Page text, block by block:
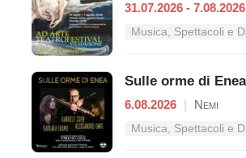
31.07.2026 - 7.08.2026
6.08.2026 | Nemi